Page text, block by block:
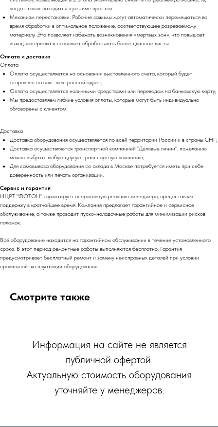
когда станок находится в режиме простоя.
Механизм перестановки: Рабочие зажимы могут автоматически перемещаться во
время обработки в оптимальное положение, соответствующее разрезаемому
материалу. Это позволяет избежать возникновения «мертвых зон», что повышает
выход материала и позволяет обрабатывать более длинные листы.
Оплата и доставка
Оплата
Оплата осуществляется на основании выставленного счета, который будет
отправлен на ваш электронный адрес;
Оплата осуществляется наличными средствами или переводом на банковскую карту;
Мы предоставляем гибкие условия оплаты, которые могут быть индивидуально
обговорены с клиентом.
Доставка
Доставка оборудования осуществляется по всей территории России и в страны СНГ;
Доставка осуществляется транспортной компанией "Деловые линии", пожеланию
можно выбрать любую другую транспортную компанию;
Для самовывоза оборудования со склада в Москве потребуется иметь при себе
доверенность или печать организации.
Сервис и гарантия
ИЦРТ "ФОТОН" гарантирует оперативную реакцию менеджера, предоставляя
поддержку в кратчайшее время. Компания предлагает гарантийное и сервисное
обслуживание, а также проводит пуско-наладочные работы для минимизации рисков
поломок.
Всё оборудование находится на гарантийном обслуживании в течение установленного
срока. В этот период ремонтные работы выполняются бесплатно. Гарантия
предусматривает бесплатный ремонт и замену неисправных деталей при условии
правильной эксплуатации оборудования.
Смотрите также
Информация на сайте не является
публичной офертой.
Актуальную стоимость оборудования
уточняйте у менеджеров.